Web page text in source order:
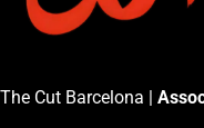
The Cut Barcelona |